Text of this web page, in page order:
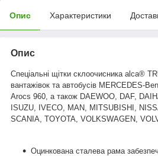
Опис Характеристики
Опис
Спеціальні щітки склоочисника alca®
вантажівок та автобусів MERCEDES-
Arocs 960, а також DAEWOO , DAF,
ISUZU, IVECO, MAN, MITSUBISHI,
SCANIA, TOYOTA, VOLKSWAGEN,
Оцинкована сталева рама